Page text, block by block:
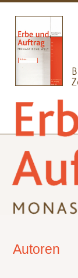
Autoren